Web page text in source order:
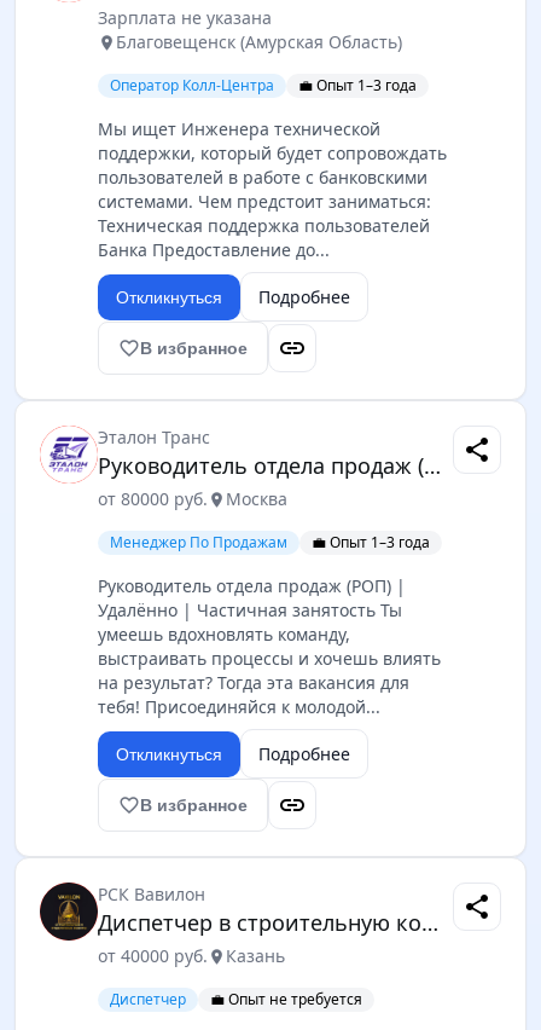
Зарплата не указана
location_on Благовещенск (Амурская Область)
Оператор Колл-Центра 💼 Опыт 1–3 года
Мы ищет Инженера технической
поддержки, который будет сопровождать
пользователей в работе с банковскими
системами. Чем предстоит заниматься:
Техническая поддержка пользователей
Банка Предоставление до...
Откликнуться Подробнее
favorite_borderВ избранное link
Эталон Транс
Руководитель отдела продаж (РОП)
от 80000 руб. location_on Москва
Менеджер По Продажам 💼 Опыт 1–3 года
Руководитель отдела продаж (РОП) |
Удалённо | Частичная занятость Ты
умеешь вдохновлять команду,
выстраивать процессы и хочешь влиять
на результат? Тогда эта вакансия для
тебя! Присоединяйся к молодой...
Откликнуться Подробнее
favorite_borderВ избранное link
share
РСК Вавилон
Диспетчер в строительную компанию
от 40000 руб. location_on Казань
Диспетчер 💼 Опыт не требуется
share